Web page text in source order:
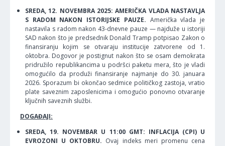
SREDA, 12. NOVEMBRA 2025: AMERIČKA VLADA NASTAVLJA
S RADOM NAKON ISTORIJSKE PAUZE. Američka vlada je
nastavila s radom nakon 43-dnevne pauze — najduže u istoriji
SAD nakon što je predsednik Donald Tramp potpisao Zakon o
finansiranju kojim se otvaraju institucije zatvorene od 1.
oktobra. Dogovor je postignut nakon što se osam demokrata
pridružilo republikancima u podršci paketu mera, što je vladi
omogućilo da produži finansiranje najmanje do 30. januara
2026. Sporazum bi okončao sedmice političkog zastoja, vratio
plate saveznim zaposlenicima i omogućio ponovno otvaranje
ključnih saveznih službi.
DOGAĐAJI:
SREDA, 19. NOVEMBAR U 11:00 GMT: INFLACIJA (CPI) U
EVROZONI U OKTOBRU. Ovaj indeks meri promenu cena